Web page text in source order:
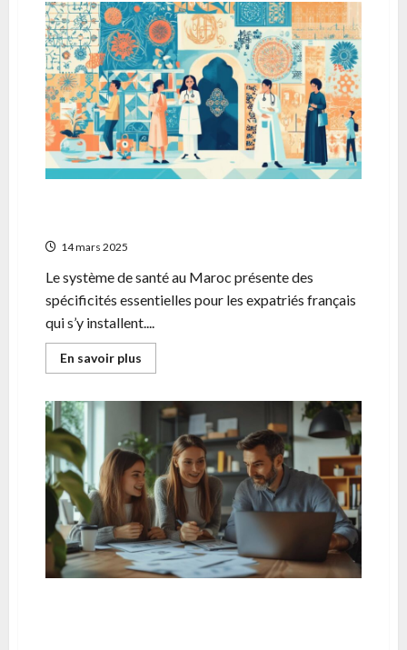
Jeune
conducteur
:
Comment
obtenir
une
assurance
auto
sans
historique
de
conduite
14 mars 2025
Le système de santé au Maroc présente des
spécificités essentielles pour les expatriés français
qui s’y installent....
En savoir plus
savoir
Assurance
sante
au
Maroc
:
le
guide
complet
pour
les
expatries
en
2024